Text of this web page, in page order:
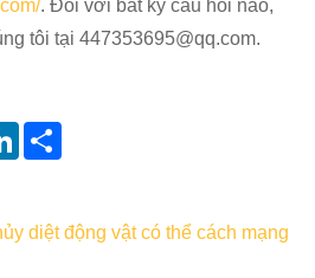
. Đối với bất kỳ câu hỏi nào,
tôi tại 447353695@qq.com.
LinkedIn
diệt động vật có thể cách mạng